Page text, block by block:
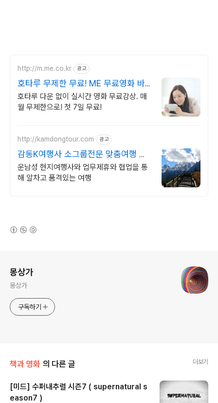
http://m.me.co.kr 광고
호타루 무제한 무료! ME 무료영화 바
로보기!
호타루 다운 없이 실시간 영화 무료감상. 매
월 무제한으로! 첫 7일 무료!
http://kamdongtour.com 광고
감동K여행사 소그룹전문 맞춤여행 및
패키지여행
운남성 현지여행사와 업무제휴와 협업을 통
해 알차고 품격있는 여행
몽상가
몽상가
구독하기
책과 영화 의 다른 글 더보기
[미드] 수퍼내추럴 시즌7 ( supernatural s
eason7 )